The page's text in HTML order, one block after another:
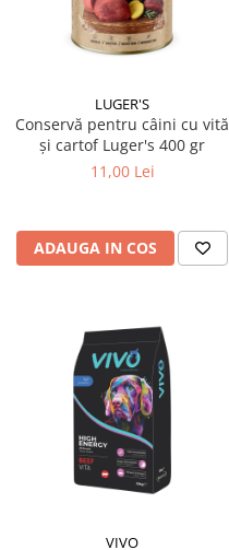
LUGER'S
Conservă pentru câini cu vită
și cartof Luger's 400 gr
11,00 Lei
ADAUGA IN COS
VIVO